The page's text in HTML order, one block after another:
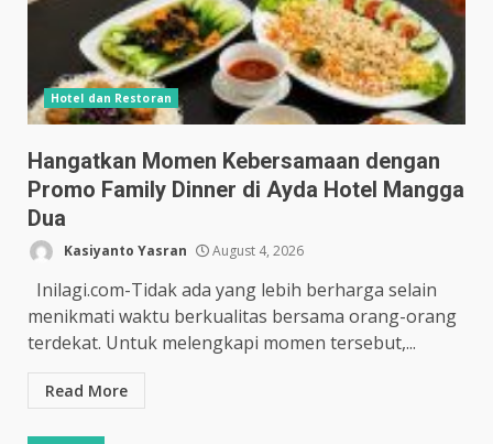
Hotel dan Restoran
Hangatkan Momen Kebersamaan dengan
Promo Family Dinner di Ayda Hotel Mangga
Dua
Kasiyanto Yasran August 4, 2026
Inilagi.com-Tidak ada yang lebih berharga selain
menikmati waktu berkualitas bersama orang-orang
terdekat. Untuk melengkapi momen tersebut,...
Read More